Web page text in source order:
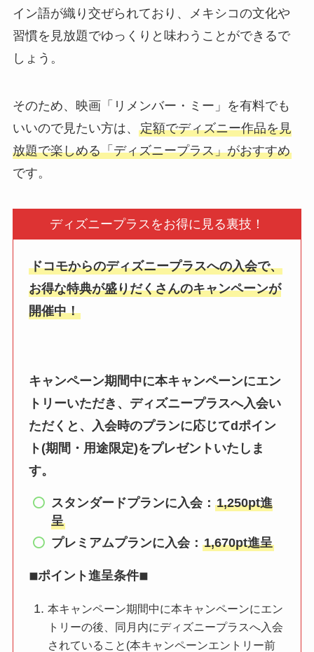
イン語が織り交ぜられており、メキシコの文化や
習慣を見放題でゆっくりと味わうことができるで
しょう。
そのため、映画「リメンバー・ミー」を有料でも
いいので見たい方は、 定額でディズニー作品を見
放題で楽しめる「ディズニープラス」がおすすめ
です。
ディズニープラスをお得に見る裏技！
ドコモからのディズニープラスへの入会で、
お得な特典が盛りだくさんのキャンペーンが
開催中！
キャンペーン期間中に本キャンペーンにエン
トリーいただき、ディズニープラスへ入会い
ただくと、入会時のプランに応じてdポイン
ト(期間・用途限定)をプレゼントいたしま
す。
スタンダードプランに入会： 1,250pt進
呈
プレミアムプランに入会： 1,670pt進呈
◾︎ポイント進呈条件◾︎
本キャンペーン期間中に本キャンペーンにエン
トリーの後、同月内にディズニープラスへ入会
されていること(本キャンペーンエントリー前